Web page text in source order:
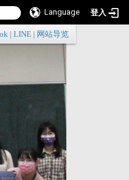
Language 登入
:::
LINE 网站导览